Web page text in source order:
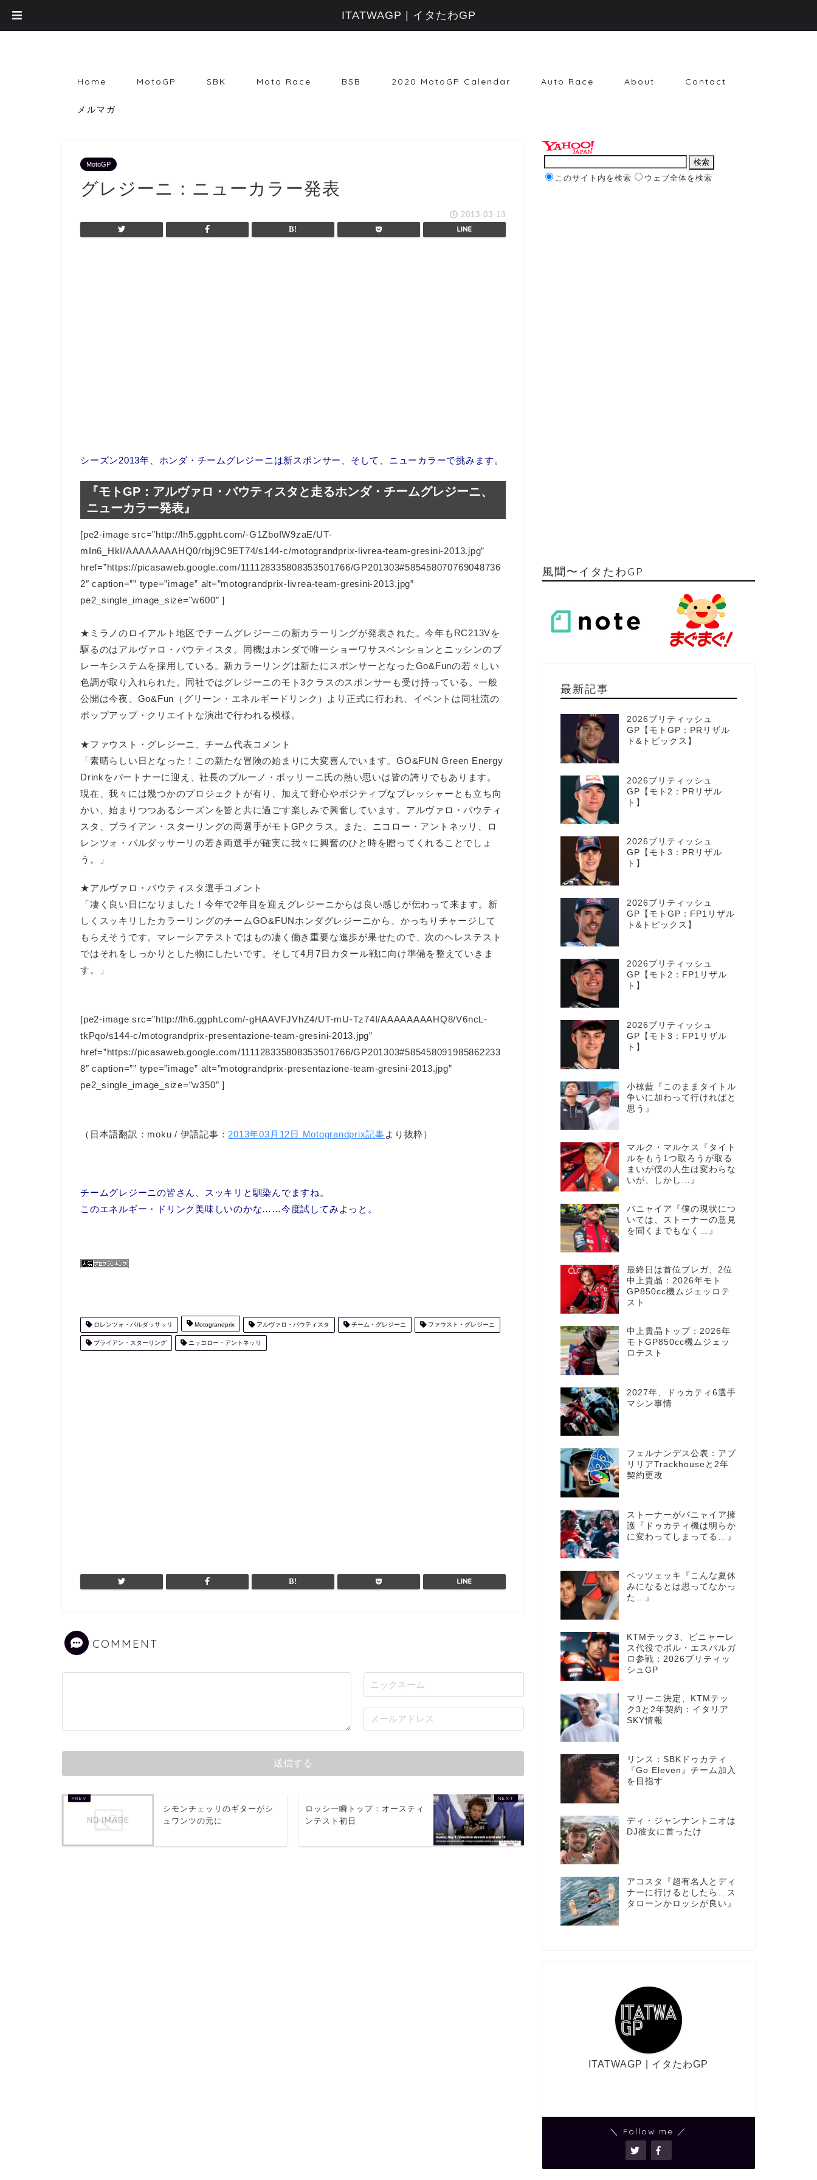
Home MotoGP SBK Moto Race BSB 2020 MotoGP Calendar Auto Race About Contact
メルマガ
MotoGP
グレジーニ：ニューカラー発表
2013-03-13
シーズン2013年、ホンダ・チームグレジーニは新スポンサー、そして、ニューカラーで挑みます。
『モトGP：アルヴァロ・バウティスタと走るホンダ・チームグレジーニ、
ニューカラー発表』
[pe2-image src=”http://lh5.ggpht.com/-G1ZboIW9zaE/UT-
mIn6_HkI/AAAAAAAAHQ0/rbjj9C9ET74/s144-c/motograndprix-livrea-team-gresini-2013.jpg”
href=”https://picasaweb.google.com/111128335808353501766/GP201303#585458070769048736
2″ caption=”” type=”image” alt=”motograndprix-livrea-team-gresini-2013.jpg”
pe2_single_image_size=”w600″ ]
★ミラノのロイアルト地区でチームグレジーニの新カラーリングが発表された。今年もRC213Vを
駆るのはアルヴァロ・バウティスタ。同機はホンダで唯一ショーワサスペンションとニッシンのブ
レーキシステムを採用している。新カラーリングは新たにスポンサーとなったGo&Funの若々しい
色調が取り入れられた。同社ではグレジーニのモト3クラスのスポンサーも受け持っている。一般
公開は今夜、Go&Fun（グリーン・エネルギードリンク）より正式に行われ、イベントは同社流の
ポップアップ・クリエイトな演出で行われる模様。
★ファウスト・グレジーニ、チーム代表コメント
「素晴らしい日となった！この新たな冒険の始まりに大変喜んでいます。GO&FUN Green Energy
Drinkをパートナーに迎え、社長のブルーノ・ボッリーニ氏の熱い思いは皆の誇りでもあります。
現在、我々には幾つかのプロジェクトが有り、加えて野心やポジティブなプレッシャーとも立ち向
かい、始まりつつあるシーズンを皆と共に過ごす楽しみで興奮しています。アルヴァロ・バウティ
スタ、ブライアン・スターリングの両選手がモトGPクラス。また、ニコロー・アントネッリ、ロ
レンツォ・バルダッサーリの若き両選手が確実に我々に興奮のひと時を贈ってくれることでしょ
う。」
★アルヴァロ・バウティスタ選手コメント
「凄く良い日になりました！今年で2年目を迎えグレジーニからは良い感じが伝わって来ます。新
しくスッキリしたカラーリングのチームGO&FUNホンダグレジーニから、かっちりチャージして
もらえそうです。マレーシアテストではもの凄く働き重要な進歩が果せたので、次のヘレステスト
ではそれをしっかりとした物にしたいです。そして4月7日カタール戦に向け準備を整えていきま
す。」
[pe2-image src=”http://lh6.ggpht.com/-gHAAVFJVhZ4/UT-mU-Tz74I/AAAAAAAAHQ8/V6ncL-
tkPqo/s144-c/motograndprix-presentazione-team-gresini-2013.jpg”
href=”https://picasaweb.google.com/111128335808353501766/GP201303#585458091985862233
8″ caption=”” type=”image” alt=”motograndprix-presentazione-team-gresini-2013.jpg”
pe2_single_image_size=”w350″ ]
（日本語翻訳：moku / 伊語記事： 2013年03月12日 Motograndprix記事より抜粋）
チームグレジーニの皆さん、スッキリと馴染んでますね。
このエネルギー・ドリンク美味しいのかな……今度試してみよっと。
ロレンツォ・バルダッサッリ Motograndprix アルヴァロ・バウティスタ チーム・グレジーニ ファウスト・グレジーニ
ブライアン・スターリング ニッコロー・アントネッリ
COMMENT
シモンチェッリのギターがシ
ュワンツの元に
ロッシ一瞬トップ：オースティ
ンテスト初日
このサイト内を検索 ウェブ全体を検索
風聞〜イタたわGP
最新記事
2026ブリティッシュ
GP【モトGP：PRリザル
ト&トピックス】
2026ブリティッシュ
GP【モト2：PRリザル
ト】
2026ブリティッシュ
GP【モト3：PRリザル
ト】
2026ブリティッシュ
GP【モトGP：FP1リザル
ト&トピックス】
2026ブリティッシュ
GP【モト2：FP1リザル
ト】
2026ブリティッシュ
GP【モト3：FP1リザル
ト】
小椋藍『このままタイトル
争いに加わって行ければと
思う』
マルク・マルケス『タイト
ルをもう1つ取ろうが取る
まいが僕の人生は変わらな
いが、しかし…』
バニャイア『僕の現状につ
いては、ストーナーの意見
を聞くまでもなく…』
最終日は首位ブレガ、2位
中上貴晶：2026年モト
GP850cc機ムジェッロテ
スト
中上貴晶トップ：2026年
モトGP850cc機ムジェッ
ロテスト
2027年、ドゥカティ6選手
マシン事情
フェルナンデス公表：アプ
リリアTrackhouseと2年
契約更改
ストーナーがバニャイア擁
護『ドゥカティ機は明らか
に変わってしまってる…』
ベッツェッキ『こんな夏休
みになるとは思ってなかっ
た…』
KTMテック3、ビニャーレ
ス代役でポル・エスパルガ
ロ参戦：2026ブリティッ
シュGP
マリーニ決定、KTMテッ
ク3と2年契約：イタリア
SKY情報
リンス：SBKドゥカティ
『Go Eleven』チーム加入
を目指す
ディ・ジャンナントニオは
DJ彼女に首ったけ
アコスタ『超有名人とディ
ナーに行けるとしたら…ス
タローンかロッシが良い』
ITATWAGP | イタたわGP
＼ Follow me ／
ITATWAGP | イタたわGP